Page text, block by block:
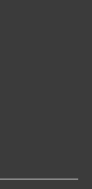
kartě